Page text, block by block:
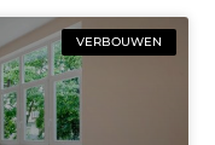
VERBOUWEN